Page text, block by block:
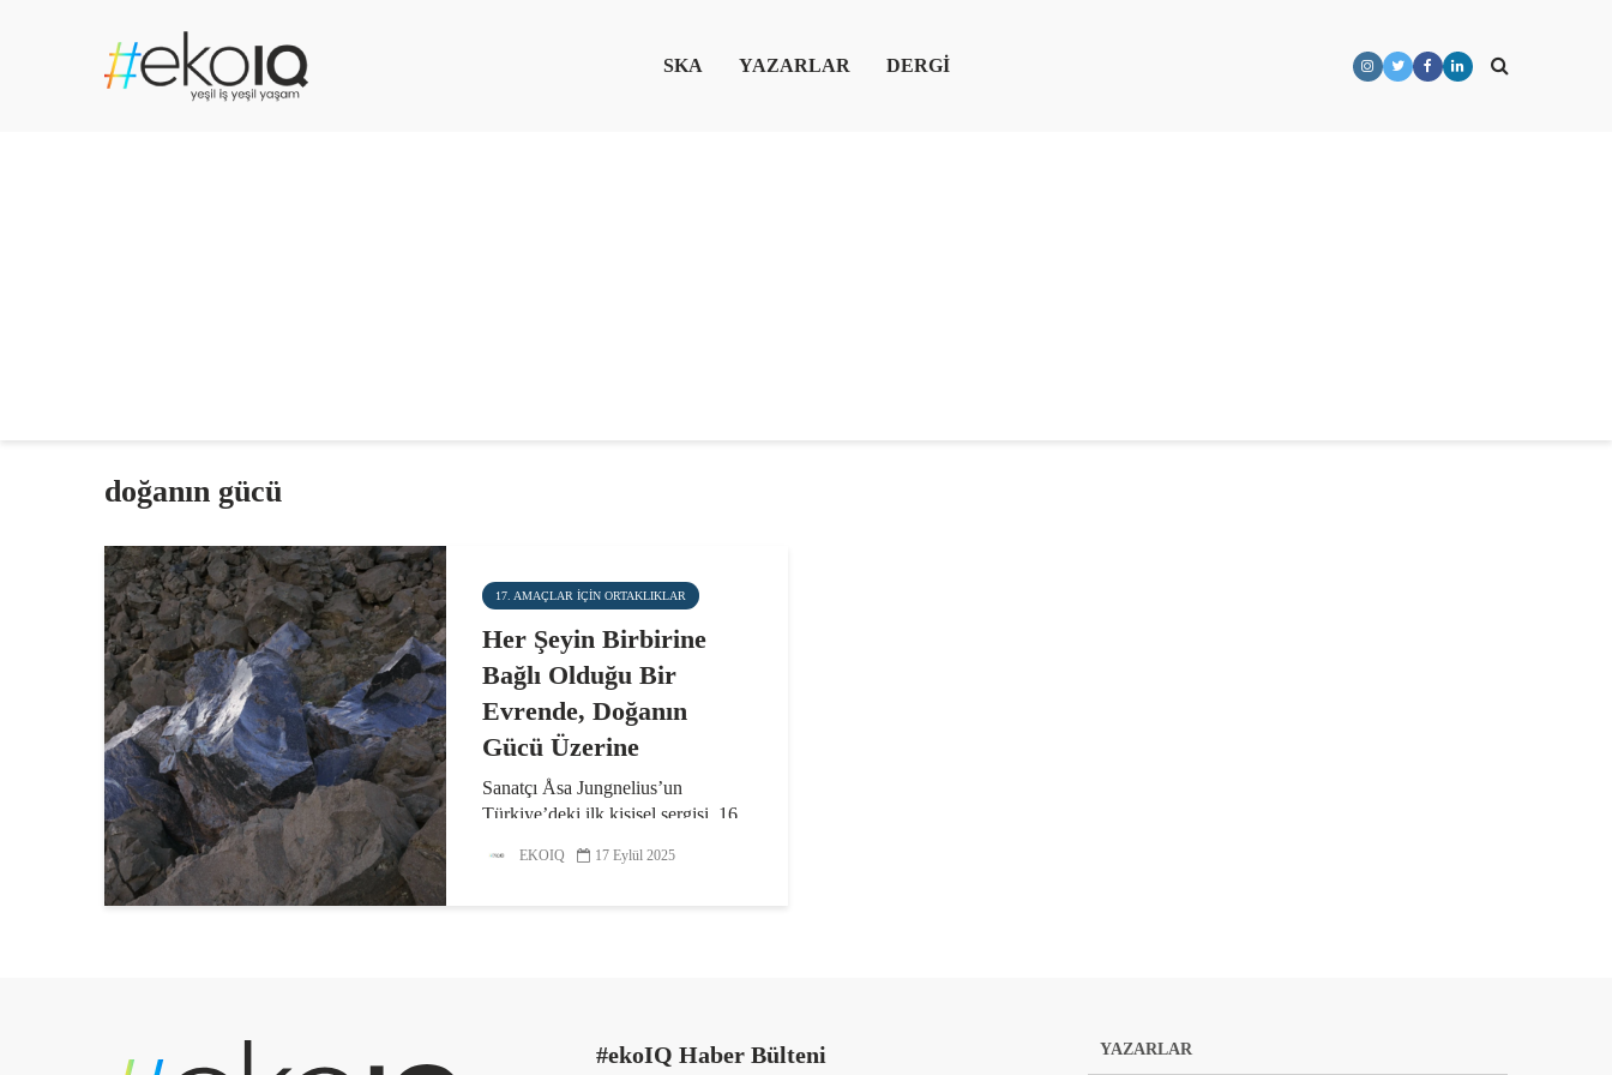
SKA YAZARLAR DERGİ
doğanın gücü
17. AMAÇLAR IÇIN ORTAKLIKLAR
Her Şeyin Birbirine
Bağlı Olduğu Bir
Evrende, Doğanın
Gücü Üzerine
Sanatçı Åsa Jungnelius’un
Türkiye’deki ilk kişisel sergisi, 16
arasında Pera Müzesi’nde izleyici
EKOIQ 17 Eylül 2025
#ekoIQ Haber Bülteni YAZARLAR